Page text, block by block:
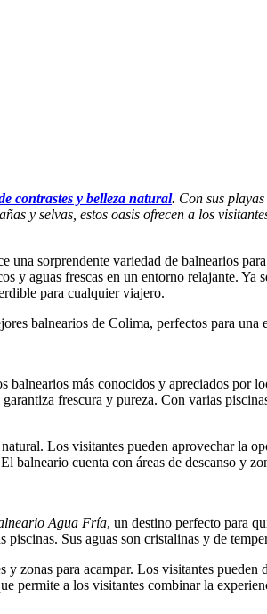
contrastes y belleza natural. Con sus
y selvas, estos oasis ofrecen a los
sorprendente variedad de balnearios
y aguas frescas en un entorno relajante.
para cualquier viajero.
balnearios de Colima, perfectos para una
balnearios más conocidos y apreciados por
frescura y pureza. Con varias
Los visitantes pueden aprovechar la
balneario cuenta con áreas de descanso y
Agua Fría, un destino perfecto para
Sus aguas son cristalinas y de
y zonas para acampar. Los visitantes
permite a los visitantes combinar la